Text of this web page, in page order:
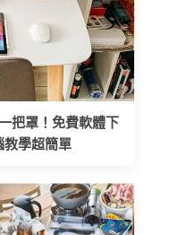
把罩！免費軟體下
教學超簡單